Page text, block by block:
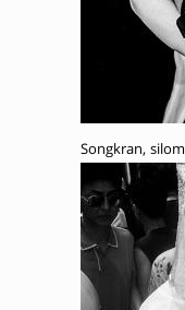
Songkran, silom